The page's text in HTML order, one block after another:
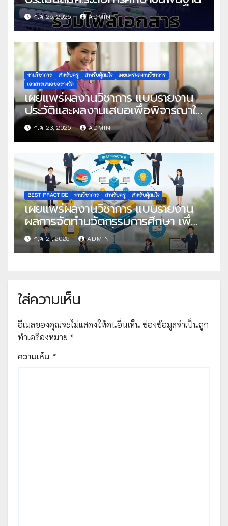
ก.ค. 26, 2025 ADMIN
งานวิชาการ สำหรับครู สำหรับผู้สนใจ
เผยแพร่ผลงานวิชาการ
เอกสารเสนอขอรางวัล
เผยแพร่ผลงานวิชาการ แบบรายงาน
ประวัติและผลงานเสนอเพื่อพิจารณาใน
โครงการครูดีในดวงใจ ประจำปี 2568
ครั้งที่ 22
ก.ค. 23, 2025 ADMIN
BEST PRACTICE งานวิชาการ สำหรับครู สำหรับผู้สนใจ
เผยแพร่ผลงานวิชาการ แบบรายงาน
ผลการจัดทำนวัตกรรมการศึกษา เพื่อ
คัดเลือกวิธีปฏิบัติที่เป็นเลิศ
ก.ค. 21, 2025 ADMIN
ใส่ความเห็น
อีเมลของคุณจะไม่แสดงให้คนอื่นเห็น ช่องข้อมูลจำเป็นถูก
ทำเครื่องหมาย *
ความเห็น *